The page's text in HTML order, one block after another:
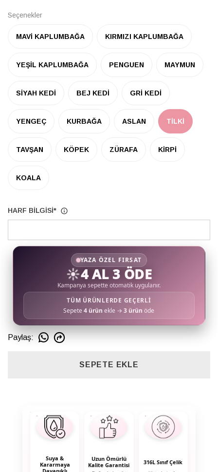
Seçenekler
MAVİ KAPLUMBAĞA KIRMIZI KAPLUMBAĞA
YEŞİL KAPLUMBAĞA PENGUEN MAYMUN
SİYAH KEDİ BEJ KEDİ GRİ KEDİ
YENGEÇ KURBAĞA ASLAN TİLKİ
TAVŞAN KÖPEK ZÜRAFA KİRPİ
KOALA
HARF BİLGİSİ*
YAZA ÖZEL FIRSAT
☀️4 AL 3 ÖDE
Kampanya sepette otomatik uygulanır.
TÜM ÜRÜNLERDE GEÇERLİ
Sepete4 ürün ekle →3 ürün öde
Paylaş:
SEPETE EKLE
Suya &
Kararmaya
Uzun Ömürlü
Kalite Garantisi
316L Sınıf Çelik